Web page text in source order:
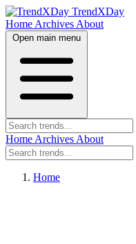
TrendXDay
Home Archives About
Open main menu
Home Archives About
Home